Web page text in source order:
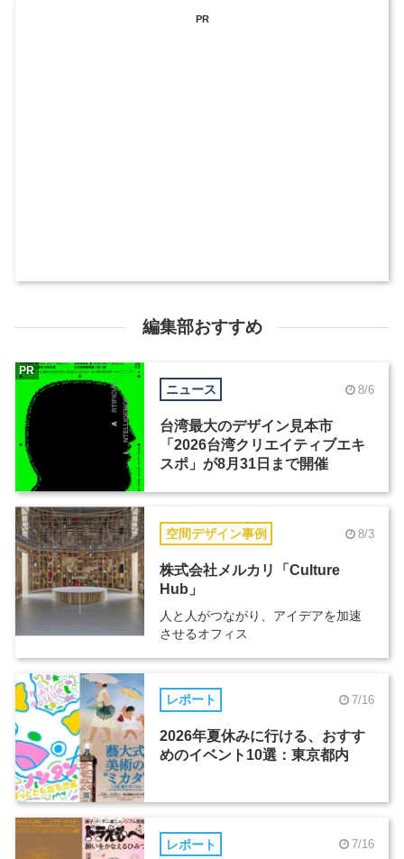
PR
編集部おすすめ
ニュース 8/6
台湾最大のデザイン見本市
「2026台湾クリエイティブエキ
スポ」が8月31日まで開催
PR
空間デザイン事例 8/3
株式会社メルカリ「Culture
Hub」
人と人がつながり、アイデアを加速
させるオフィス
レポート 7/16
2026年夏休みに行ける、おすす
めのイベント10選：東京都内
レポート 7/16